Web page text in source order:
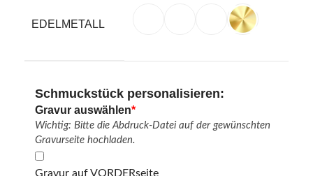
EDELMETALL
Schmuckstück personalisieren:
*
Gravur auswählen
Wichtig: Bitte die Abdruck-Datei auf der gewünschten
Gravurseite hochladen.
Gravur auf VORDERseite